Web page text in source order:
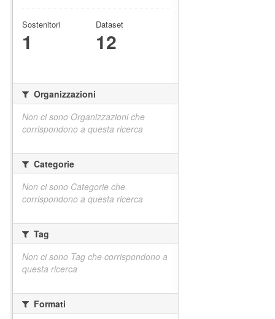
Sostenitori
1
Dataset
12
Organizzazioni
Non ci sono Organizzazioni che
corrispondono a questa ricerca
Categorie
Non ci sono Categorie che
corrispondono a questa ricerca
Tag
Non ci sono Tag che corrispondono a
questa ricerca
Formati